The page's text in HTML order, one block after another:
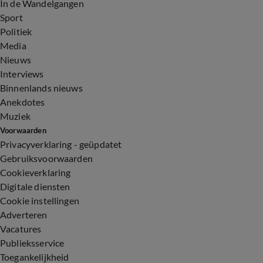
In de Wandelgangen
Sport
Politiek
Media
Nieuws
Interviews
Binnenlands nieuws
Anekdotes
Muziek
Voorwaarden
Privacyverklaring - geüpdatet
Gebruiksvoorwaarden
Cookieverklaring
Digitale diensten
Cookie instellingen
Adverteren
Vacatures
Publieksservice
Toegankelijkheid